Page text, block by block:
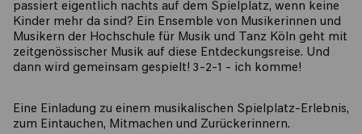
passiert eigentlich nachts auf dem Spielplatz, wenn keine
Kinder mehr da sind? Ein Ensemble von Musikerinnen und
Musikern der Hochschule für Musik und Tanz Köln geht mit
zeitgenössischer Musik auf diese Entdeckungsreise. Und
dann wird gemeinsam gespielt! 3-2-1 - ich komme!
Eine Einladung zu einem musikalischen Spielplatz-Erlebnis,
zum Eintauchen, Mitmachen und Zurückerinnern.